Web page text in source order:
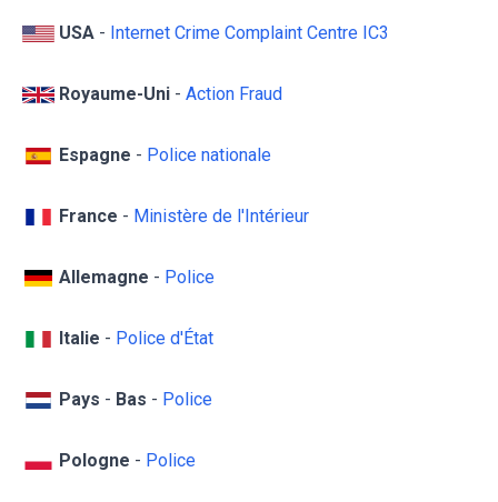
USA - Internet Crime Complaint Centre IC3
Royaume-Uni - Action Fraud
Espagne - Police nationale
France - Ministère de l'Intérieur
Allemagne - Police
Italie - Police d'État
Pays - Bas - Police
Pologne - Police